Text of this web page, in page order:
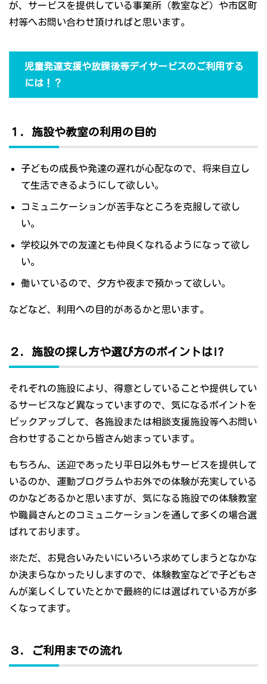
が、サービスを提供している事業所（教室など）や市区町
村等へお問い合わせ頂ければと思います。
児童発達支援や放課後等デイサービスのご利用する
には！？
１．施設や教室の利用の目的
子どもの成長や発達の遅れが心配なので、将来自立し
て生活できるようにして欲しい。
コミュニケーションが苦手なところを克服して欲し
い。
学校以外での友達とも仲良くなれるようになって欲し
い。
働いているので、夕方や夜まで預かって欲しい。
などなど、利用への目的があるかと思います。
２．施設の探し方や選び方のポイントは!?
それぞれの施設により、得意としていることや提供してい
るサービスなど異なっていますので、気になるポイントを
ピックアップして、各施設または相談支援施設等へお問い
合わせすることから皆さん始まっています。
もちろん、送迎であったり平日以外もサービスを提供して
いるのか、運動プログラムやお外での体験が充実している
のかなどあるかと思いますが、気になる施設での体験教室
や職員さんとのコミュニケーションを通して多くの場合選
ばれております。
※ただ、お見合いみたいにいろいろ求めてしまうとなかな
か決まらなかったりしますので、体験教室などで子どもさ
んが楽しくしていたとかで最終的には選ばれている方が多
くなってます。
３．ご利用までの流れ